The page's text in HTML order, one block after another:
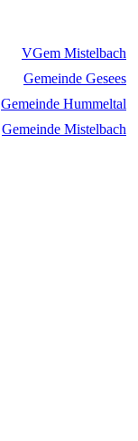
VGem Mistelbach
Gemeinde Gesees
Gemeinde Hummeltal
Gemeinde Mistelbach